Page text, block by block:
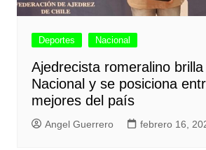
Deportes Nacional
Ajedrecista romeralino
Nacional y se posiciona
mejores del país
Angel Guerrero febrero 16,